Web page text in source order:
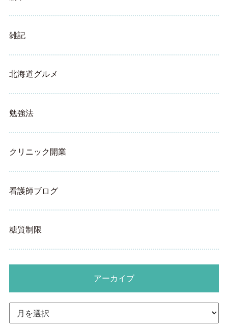
雑記
北海道グルメ
勉強法
クリニック開業
看護師ブログ
糖質制限
アーカイブ
カ